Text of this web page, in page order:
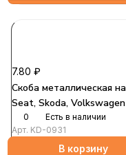
7.80 ₽
Скоба металлическая
Seat, Skoda, Volkswagen
0
Есть в наличии
Арт. KD-0931
В корзину